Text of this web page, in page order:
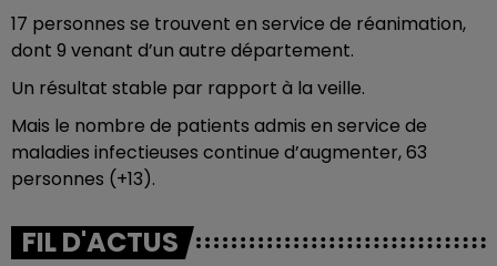
17 personnes se trouvent en service de réanimation,
dont 9 venant d’un autre département.
Un résultat stable par rapport à la veille.
Mais le nombre de patients admis en service de
maladies infectieuses continue d’augmenter, 63
personnes (+13).
FIL D'ACTUS